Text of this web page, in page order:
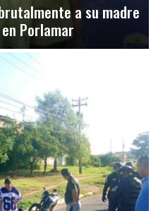
a su madre
Porlamar